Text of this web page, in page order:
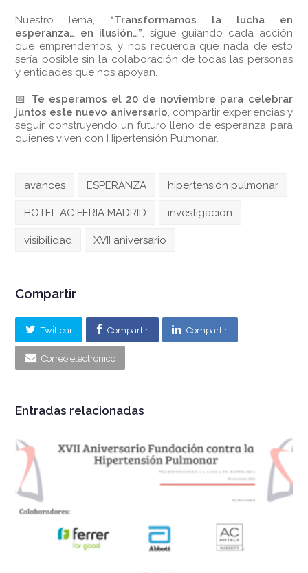
Nuestro lema, “Transformamos la lucha en
esperanza… en ilusión…”, sigue guiando cada acción
que emprendemos, y nos recuerda que nada de esto
sería posible sin la colaboración de todas las personas
y entidades que nos apoyan.
📅 Te esperamos el 20 de noviembre para celebrar
juntos este nuevo aniversario, compartir experiencias y
seguir construyendo un futuro lleno de esperanza para
quienes viven con Hipertensión Pulmonar.
avances ESPERANZA hipertensión pulmonar
HOTEL AC FERIA MADRID investigación
visibilidad XVII aniversario
Compartir
Twittear Compartir Compartir
Correo electrónico
Entradas relacionadas